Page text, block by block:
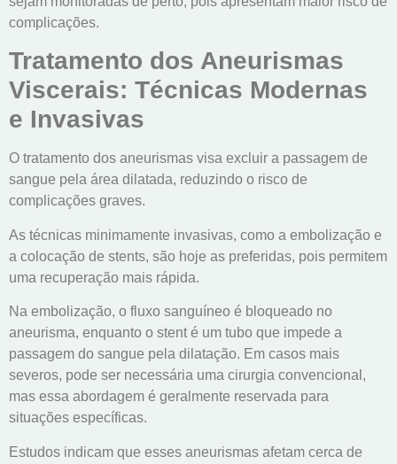
complicações.
Tratamento dos Aneurismas
Viscerais: Técnicas Modernas
e Invasivas
O tratamento dos aneurismas visa excluir a passagem de
sangue pela área dilatada, reduzindo o risco de
complicações graves.
As técnicas minimamente invasivas, como a embolização e
a colocação de stents, são hoje as preferidas, pois permitem
uma recuperação mais rápida.
Na embolização, o fluxo sanguíneo é bloqueado no
aneurisma, enquanto o stent é um tubo que impede a
passagem do sangue pela dilatação. Em casos mais
severos, pode ser necessária uma cirurgia convencional,
mas essa abordagem é geralmente reservada para
situações específicas.
Estudos indicam que esses aneurismas afetam cerca de